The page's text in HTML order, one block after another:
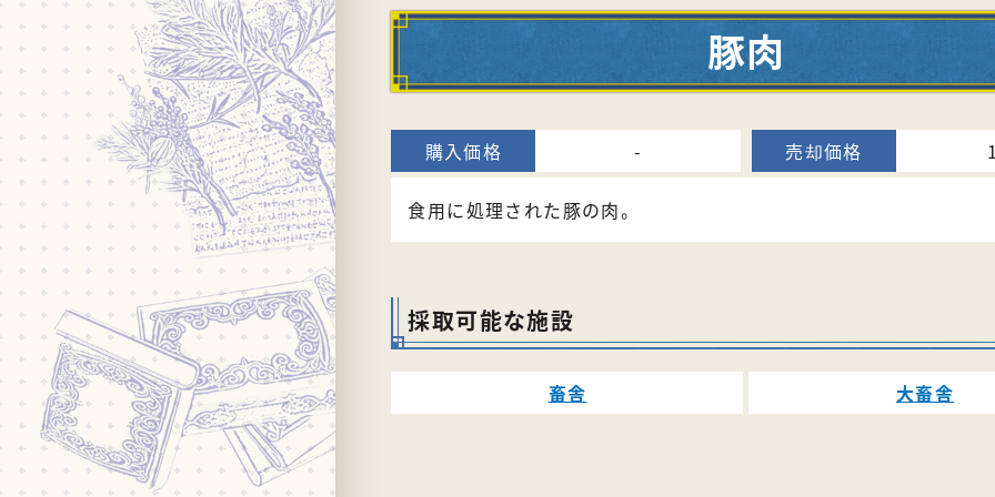
豚肉
-
食用に処理された豚の肉。
採取可能な施設
畜舎 大畜舎